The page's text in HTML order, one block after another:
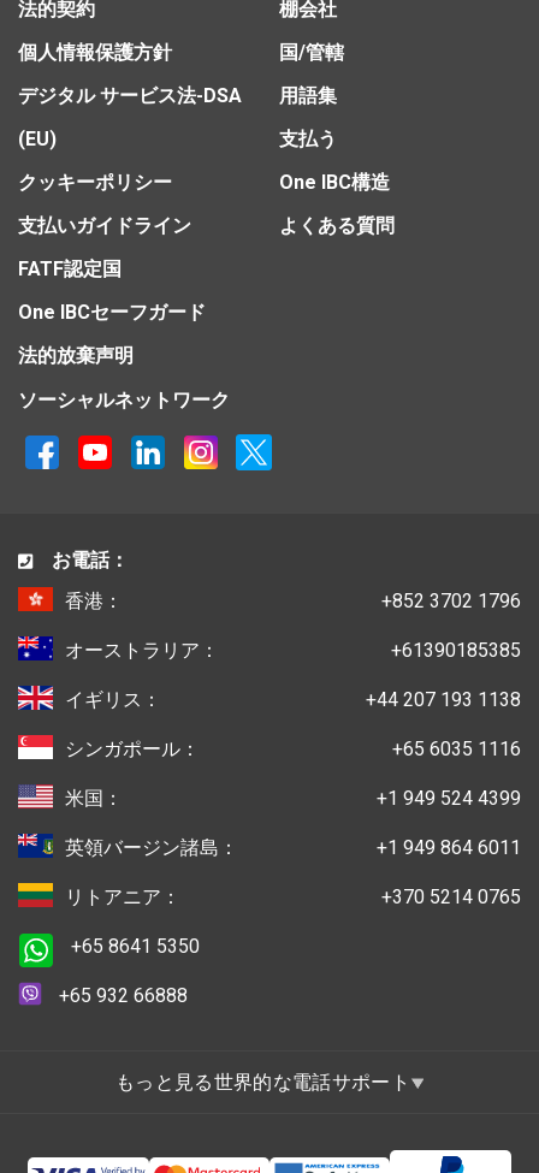
法的契約
個人情報保護方針
デジタル サービス法-DSA
(EU)
クッキーポリシー
支払いガイドライン
FATF認定国
One IBCセーフガード
法的放棄声明
棚会社
国/管轄
用語集
支払う
One IBC構造
よくある質問
ソーシャルネットワーク
お電話：
香港：
+852 3702 1796
オーストラリア： +61390185385
イギリス： +44 207 193 1138
シンガポール： +65 6035 1116
米国： +1 949 524 4399
英領バージン諸島： +1 949 864 6011
リトアニア： +370 5214 0765
+65 8641 5350
+65 932 66888
もっと見る世界的な電話サポート